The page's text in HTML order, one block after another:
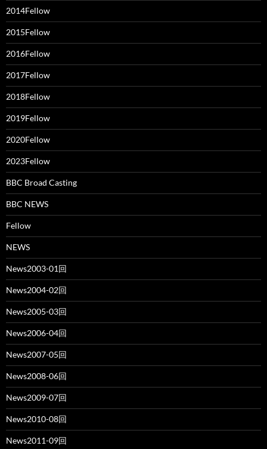
2014Fellow
2015Fellow
2016Fellow
2017Fellow
2018Fellow
2019Fellow
2020Fellow
2023Fellow
BBC Broad Casting
BBC NEWS
Fellow
NEWS
News2003-01回
News2004-02回
News2005-03回
News2006-04回
News2007-05回
News2008-06回
News2009-07回
News2010-08回
News2011-09回